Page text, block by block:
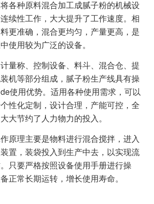
各种原料混合加工成腻子粉的机械设
续性工作，大大提升了工作速度。相
更准确，混合更均匀，产量更高，是
使用较为广泛的设备。
量称、控制设备、料斗、混合仓、提
机等部分组成，腻子粉生产线具有操
使用优势。适用各种使用需求，可以
性化定制，设计合理，产能可控，全
大节约了人力物力的投入。
原理主要是物料进行混合搅拌，进入
置，装袋投入到生产中去，以实现流
只要严格按照设备使用手册进行操
正常长期运转，增长使用寿命。